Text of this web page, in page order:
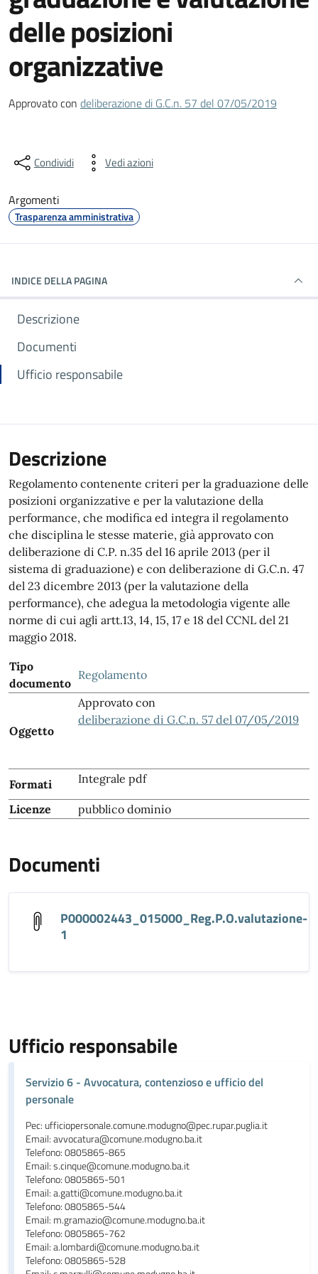
delle posizioni
organizzative
Dettagli del documento
Approvato con deliberazione di G.C.n. 57 del 07/05/2019
Condividi Vedi azioni
Argomenti
Trasparenza amministrativa
INDICE DELLA PAGINA
Descrizione
Documenti
Ufficio responsabile
Descrizione
Regolamento contenente criteri per la graduazione delle
posizioni organizzative e per la valutazione della
performance, che modifica ed integra il regolamento
che disciplina le stesse materie, già approvato con
deliberazione di C.P. n.35 del 16 aprile 2013 (per il
sistema di graduazione) e con deliberazione di G.C.n. 47
del 23 dicembre 2013 (per la valutazione della
performance), che adegua la metodologia vigente alle
norme di cui agli artt.13, 14, 15, 17 e 18 del CCNL del 21
maggio 2018.
Tipo
documento
Regolamento
Oggetto
Approvato con
deliberazione di G.C.n. 57 del 07/05/2019
Formati Integrale pdf
Licenze pubblico dominio
Documenti
P000002443_015000_Reg.P.O.valutazione-
1
Ufficio responsabile
Servizio 6 - Avvocatura, contenzioso e ufficio del
personale
Pec: ufficiopersonale.comune.modugno@pec.rupar.puglia.it
Email: avvocatura@comune.modugno.ba.it
Telefono: 0805865-865
Email: s.cinque@comune.modugno.ba.it
Telefono: 0805865-501
Email: a.gatti@comune.modugno.ba.it
Telefono: 0805865-544
Email: m.gramazio@comune.modugno.ba.it
Telefono: 0805865-762
Email: a.lombardi@comune.modugno.ba.it
Telefono: 0805865-528